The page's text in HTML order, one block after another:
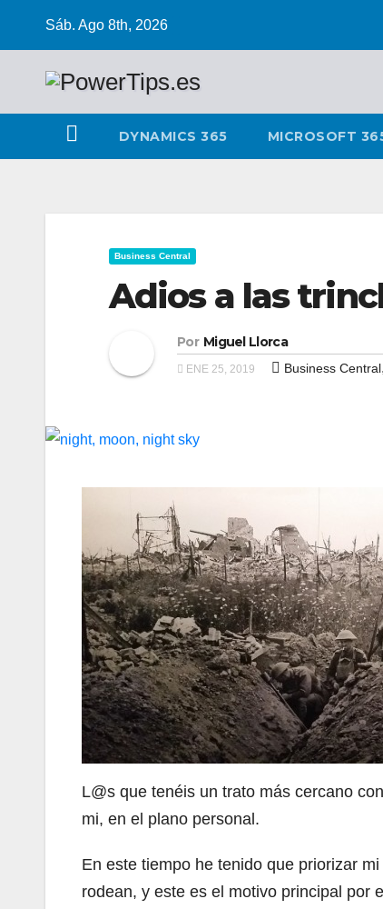
Sáb. Ago 8th, 2026
DYNAMICS 365 MICROSOFT
Business Central
Adios a las
Por Miguel Llorca
ENE 25, 2019 Business Central,
L@s que tenéis un trato más cercano
mi, en el plano personal.
En este tiempo he tenido que priorizar
rodean, y este es el motivo principal por